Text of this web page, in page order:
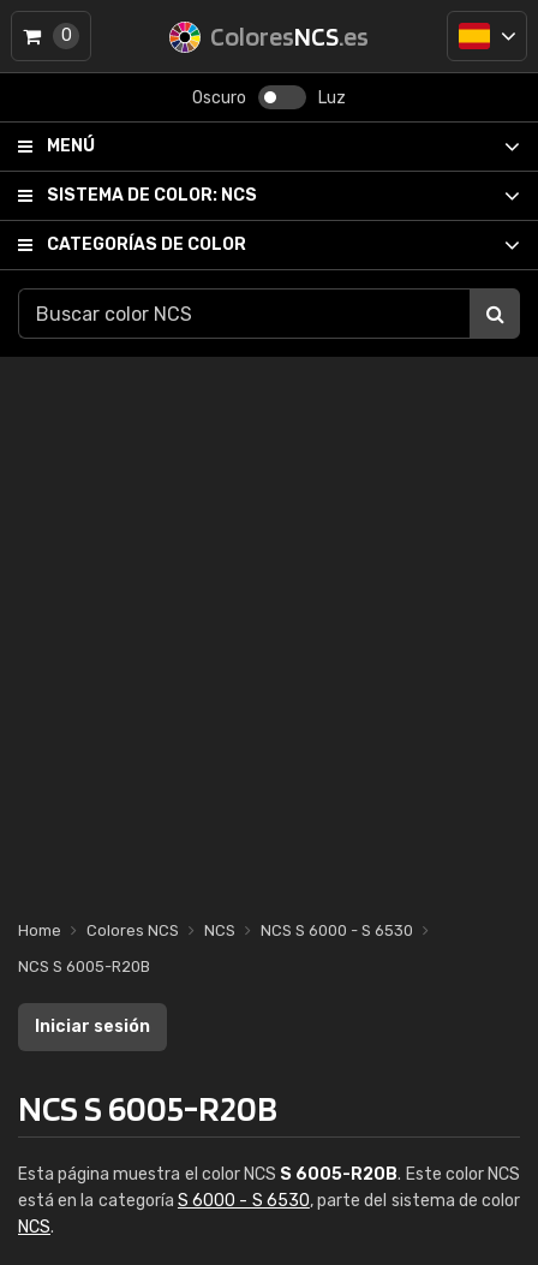
ColoresNCS.es
Oscuro Luz
MENÚ
SISTEMA DE COLOR: NCS
CATEGORÍAS DE COLOR
0
Home Colores NCS NCS
NCS S 6000 - S 6530
NCS S 6005-R20B
Iniciar sesión
NCS S 6005-R20B
Esta página muestra el color NCS S 6005-R20B. Este color NCS
está en la categoría S 6000 - S 6530, parte del sistema de color
NCS.